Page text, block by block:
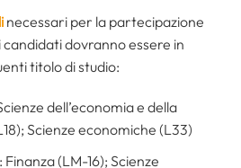
necessari per la partecipazione
candidati dovranno essere in
titolo di studio:
dell’economia e della
Scienze economiche (L33)
(LM-16); Scienze